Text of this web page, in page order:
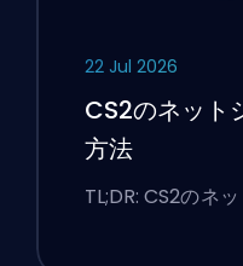
22 Jul 2026
CS2のネット
方法
TL;DR: CS2のネ